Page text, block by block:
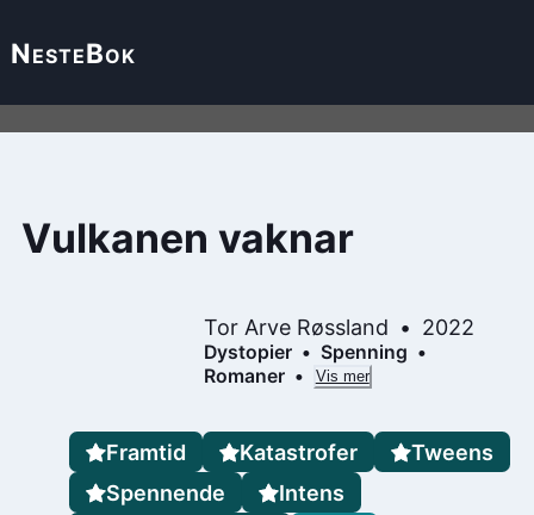
NesteBok
Vulkanen vaknar
Tor Arve Røssland 2022
Dystopier
Spenning
Romaner
Vis mer
Framtid Katastrofer
Tweens
Spennende
Intens